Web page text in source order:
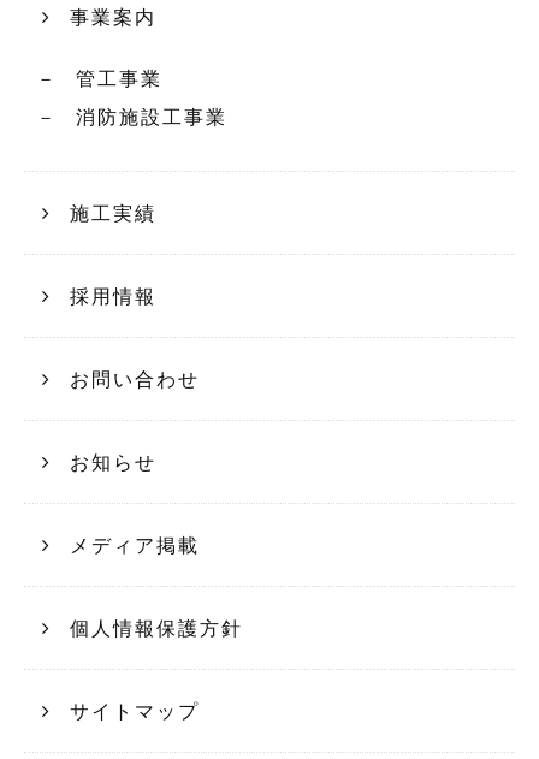
事業案内
管工事業
消防施設工事業
施工実績
採用情報
お問い合わせ
お知らせ
メディア掲載
個人情報保護方針
サイトマップ